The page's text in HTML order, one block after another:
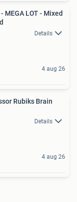
MEGA LOT - Mixed
Details
4 aug 26
Rubiks Brain
Details
4 aug 26